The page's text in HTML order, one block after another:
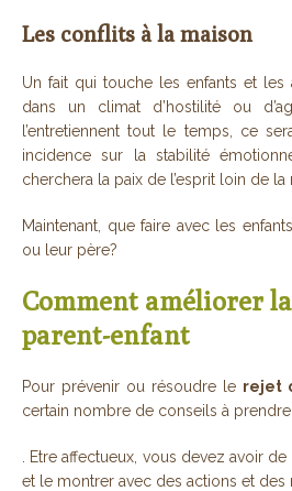
Les conflits à la maison
Un fait qui touche les enfants et les
dans un climat d’hostilité ou
l’entretiennent tout le temps, ce
incidence sur la stabilité
cherchera la paix de l’esprit loin de la
Maintenant, que faire avec les
ou leur père?
Comment améliorer
parent-enfant
Pour prévenir ou résoudre le rejet
certain nombre de conseils à
. Etre affectueux, vous devez avoir
et le montrer avec des actions et des